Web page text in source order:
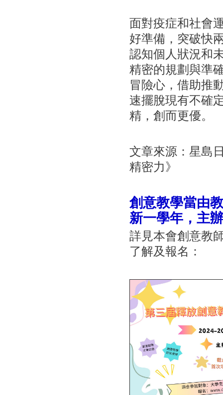
面對疫症和社會
好準備，突破快
認知個人狀況和
精密的規劃與準
冒險心，借助推
速擺脫現有不確
精，創而更優。
文章來源：星島
精密力》
創意教學當由
新一學年，主
詳見本會創意教
了解及報名：